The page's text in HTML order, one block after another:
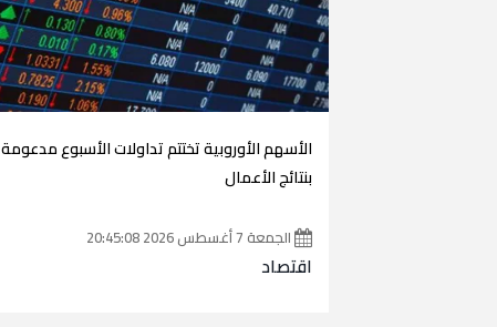
الأسهم الأوروبية تختتم تداولات الأسبوع مدعومة
بنتائج الأعمال
الجمعة 7 أغسطس 2026 20:45:08
اقتصاد